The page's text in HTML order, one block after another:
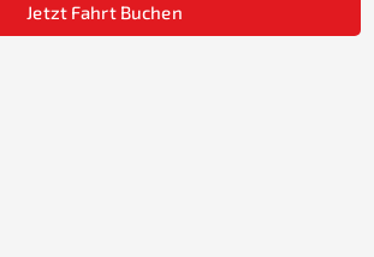
Jetzt Fahrt Buchen